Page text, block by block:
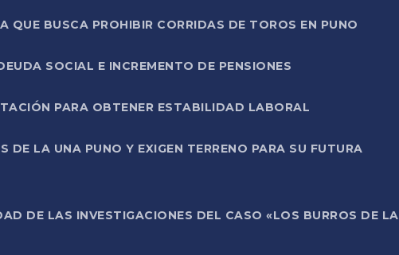
QUE BUSCA PROHIBIR CORRIDAS DE TOROS EN PUNO
SOCIAL E INCREMENTO DE PENSIONES
PARA OBTENER ESTABILIDAD LABORAL
LA UNA PUNO Y EXIGEN TERRENO PARA SU FUTURA
DE LAS INVESTIGACIONES DEL CASO «LOS BURROS DE LA